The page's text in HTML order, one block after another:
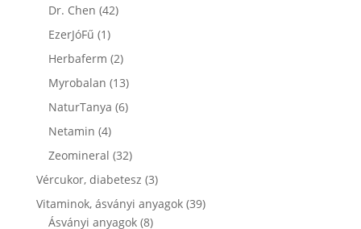
termék
Dr. Chen 4242
EzerJóFű 11
termék
Herbaferm 22
termék
Myrobalan 1313
termék
NaturTanya 66
Netamin 44
termék
Zeomineral 3232
termék
Vércukor, diabetesz 33
termék
Vitaminok, ásványi anyagok 3939
Ásványi anyagok 88